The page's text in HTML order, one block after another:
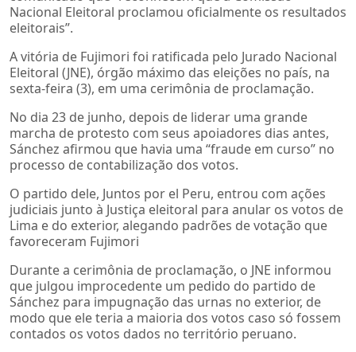
Nacional Eleitoral proclamou oficialmente os resultados
eleitorais”.
A vitória de Fujimori foi ratificada pelo Jurado Nacional
Eleitoral (JNE), órgão máximo das eleições no país, na
sexta-feira (3), em uma cerimônia de proclamação.
No dia 23 de junho, depois de liderar uma grande
marcha de protesto com seus apoiadores dias antes,
Sánchez afirmou que havia uma “fraude em curso” no
processo de contabilização dos votos.
O partido dele, Juntos por el Peru, entrou com ações
judiciais junto à Justiça eleitoral para anular os votos de
Lima e do exterior, alegando padrões de votação que
favoreceram Fujimori
Durante a cerimônia de proclamação, o JNE informou
que julgou improcedente um pedido do partido de
Sánchez para impugnação das urnas no exterior, de
modo que ele teria a maioria dos votos caso só fossem
contados os votos dados no território peruano.